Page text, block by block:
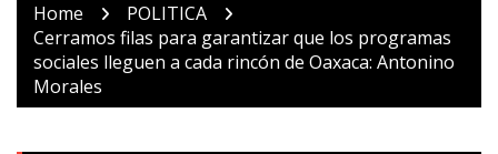
Home
POLITICA
Cerramos filas para garantizar que los programas
sociales lleguen a cada rincón de Oaxaca: Antonino
Morales